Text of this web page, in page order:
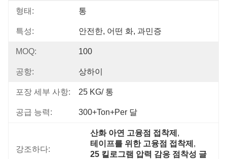
형태: 통
특성: 안전한, 어떤 화, 과민증
MOQ: 100
공항: 상하이
포장 세부 사항: 25 KG/ 통
공급 능력: 300+Ton+per 달
강조하다:
산화 아연 고융점 접착제 ,
테이프를 위한 고융점 접착제 ,
25 킬로그램 압력 감응 점착성 글